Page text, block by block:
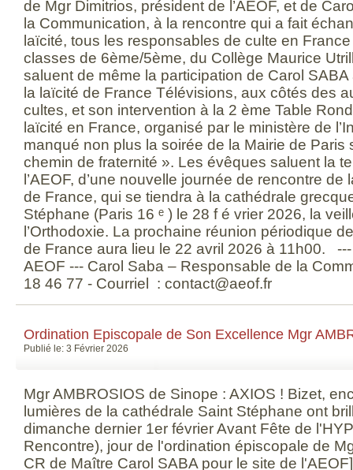
de Mgr Dimitrios, président de l’AEOF, et de
la Communication, à la rencontre qui a fait
laïcité, tous les responsables de culte en
classes de 6ème/5ème, du Collège Maurice
saluent de même la participation de Carol
la laïcité de France Télévisions, aux côtés des
cultes, et son intervention à la 2 ème Table
laïcité en France, organisé par le ministère de
manqué non plus la soirée de la Mairie de Paris
chemin de fraternité ». Les évêques saluent la
l’AEOF, d’une nouvelle journée de rencontre
de France, qui se tiendra à la cathédrale
Stéphane (Paris 16 ᵉ ) le 28 f é vrier 2026, la
l’Orthodoxie. La prochaine réunion périodique
de France aura lieu le 22 avril 2026 à 11h00.
AEOF --- Carol Saba – Responsable de la
18 46 77 - Courriel : contact@aeof.fr
Ordination Episcopale de Son Excellence Mgr
Publié le: 3 Février 2026
Mgr AMBROSIOS de Sinope : AXIOS ! Bizet,
lumières de la cathédrale Saint Stéphane ont
dimanche dernier 1er février Avant Fête de
Rencontre), jour de l'ordination épiscopale de
CR de Maître Carol SABA pour le site de